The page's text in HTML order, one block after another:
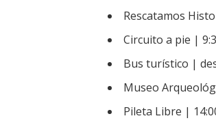
Rescatamos
Circuito a pie |
Bus turístico |
Museo
Pileta Libre |